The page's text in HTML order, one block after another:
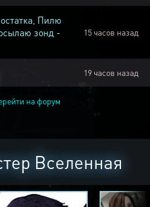
Пилю
зонд -
15 часов назад
19 часов назад
на форум
Вселенная